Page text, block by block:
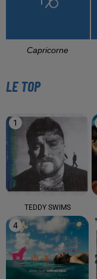
Capricorne
LE TOP
1
TEDDY SWIMS
4